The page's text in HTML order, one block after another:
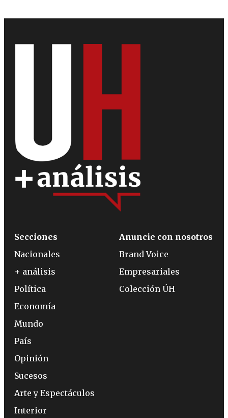
Secciones
Nacionales
+ análisis
Política
Economía
Mundo
País
Opinión
Sucesos
Arte y Espectáculos
Interior
Anuncie con nosotros
Brand Voice
Empresariales
Colección ÚH